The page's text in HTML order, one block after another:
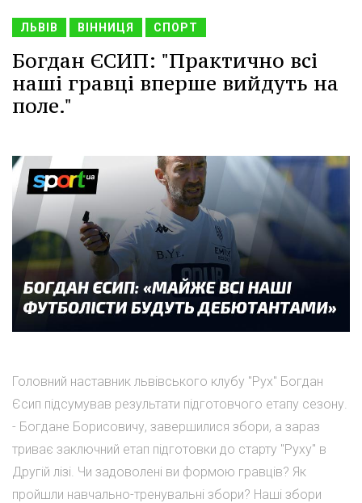
ЛЬВІВ ВІННИЦЯ СПОРТ
Богдан ЄСИП: "Практично всі
наші гравці вперше вийдуть на
поле."
Головний наставник львівського клубу "Рух" Богдан
Єсип підсумував результати підготовчого етапу сезону.
- Богдане Борисовичу, завершилися збори, а зараз
триває заключний етап підготовки до старту "Руху" в
Другій лізі. Чи задоволені ви формою гравців? Як
пройшли навчально-тренувальні збори? Наші збори